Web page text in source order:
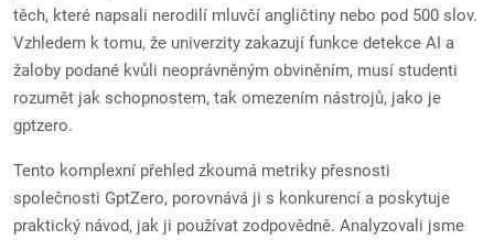
těch, které napsali nerodilí mluvčí angličtiny nebo pod 500 slov.
Vzhledem k tomu, že univerzity zakazují funkce detekce AI a
žaloby podané kvůli neoprávněným obviněním, musí studenti
rozumět jak schopnostem, tak omezením nástrojů, jako je
gptzero.
Tento komplexní přehled zkoumá metriky přesnosti
společnosti GptZero, porovnává ji s konkurencí a poskytuje
praktický návod, jak ji používat zodpovědně. Analyzovali jsme